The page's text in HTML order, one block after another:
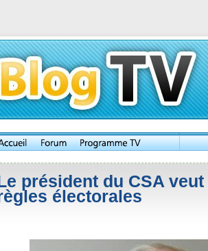
président du CSA
électorales